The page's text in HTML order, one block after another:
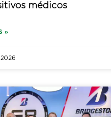
médicos
»